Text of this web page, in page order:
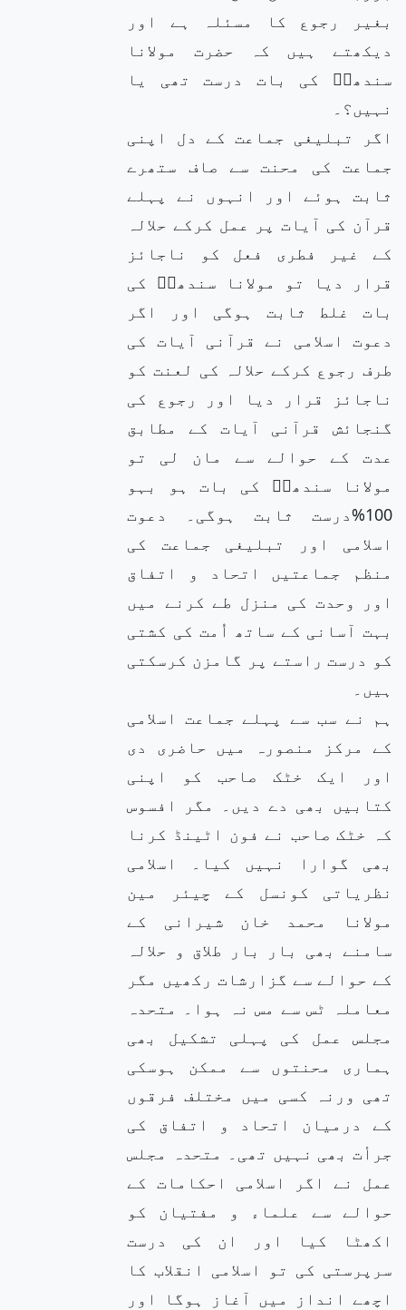
بغیر رجوع کا مسئلہ ہے اور
دیکھتے ہیں کہ حضرت مولانا
سندھیؒ کی بات درست تھی یا
نہیں؟۔
اگر تبلیغی جماعت کے دل اپنی
جماعت کی محنت سے صاف ستھرے
ثابت ہوئے اور انہوں نے پہلے
قرآن کی آیات پر عمل کرکے حلالہ
کے غیر فطری فعل کو ناجائز
قرار دیا تو مولانا سندھیؒ کی
بات غلط ثابت ہوگی اور اگر
دعوت اسلامی نے قرآنی آیات کی
طرف رجوع کرکے حلالہ کی لعنت کو
ناجائز قرار دیا اور رجوع کی
گنجائش قرآنی آیات کے مطابق
عدت کے حوالے سے مان لی تو
مولانا سندھیؒ کی بات ہو بہو
100%درست ثابت ہوگی۔ دعوت
اسلامی اور تبلیغی جماعت کی
منظم جماعتیں اتحاد و اتفاق
اور وحدت کی منزل طے کرنے میں
بہت آسانی کے ساتھ اُمت کی کشتی
کو درست راستے پر گامزن کرسکتی
ہیں۔
ہم نے سب سے پہلے جماعت اسلامی
کے مرکز منصورہ میں حاضری دی
اور ایک خٹک صاحب کو اپنی
کتابیں بھی دے دیں۔ مگر افسوس
کہ خٹک صاحب نے فون اٹینڈ کرنا
بھی گوارا نہیں کیا۔ اسلامی
نظریاتی کونسل کے چیئر مین
مولانا محمد خان شیرانی کے
سامنے بھی بار بار طلاق و حلالہ
کے حوالے سے گزارشات رکھیں مگر
معاملہ ٹس سے مس نہ ہوا۔ متحدہ
مجلس عمل کی پہلی تشکیل بھی
ہماری محنتوں سے ممکن ہوسکی
تھی ورنہ کسی میں مختلف فرقوں
کے درمیان اتحاد و اتفاق کی
جرأت بھی نہیں تھی۔ متحدہ مجلس
عمل نے اگر اسلامی احکامات کے
حوالے سے علماء و مفتیان کو
اکھٹا کیا اور ان کی درست
سرپرستی کی تو اسلامی انقلاب کا
اچھے انداز میں آغاز ہوگا اور